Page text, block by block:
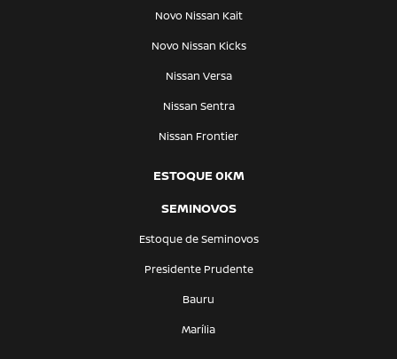
Novo Nissan Kait
Novo Nissan Kicks
Nissan Versa
Nissan Sentra
Nissan Frontier
ESTOQUE 0KM
SEMINOVOS
Estoque de Seminovos
Presidente Prudente
Bauru
Marília